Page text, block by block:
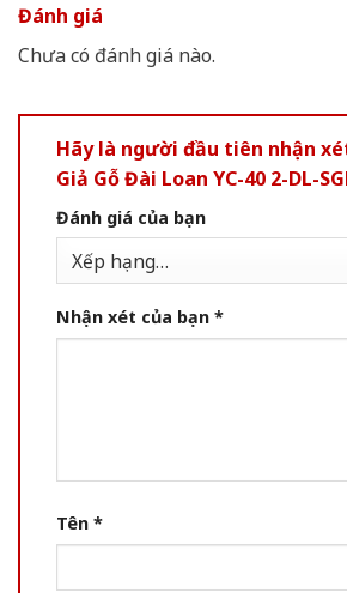
Đánh giá
Chưa có đánh giá nào.
Hãy là người đầu tiên nhận
Giả Gỗ Đài Loan YC-40 2-DL-
Đánh giá của bạn
Nhận xét của bạn *
Tên *